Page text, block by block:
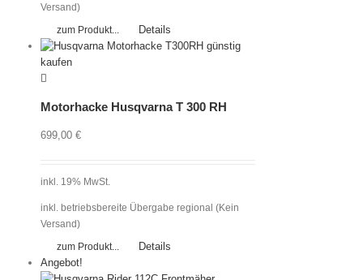
Versand)
zum Produkt... Details
Motorhacke Husqvarna T 300 RH
699,00 €
inkl. 19% MwSt.
inkl. betriebsbereite Übergabe regional (Kein
Versand)
zum Produkt...
Details
Angebot!